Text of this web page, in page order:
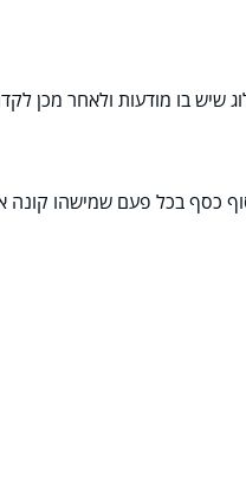
שיש בו מודעות ולאחר מכן
כסף בכל פעם שמישהו קונה